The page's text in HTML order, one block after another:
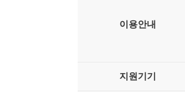
이용안내
지원기기